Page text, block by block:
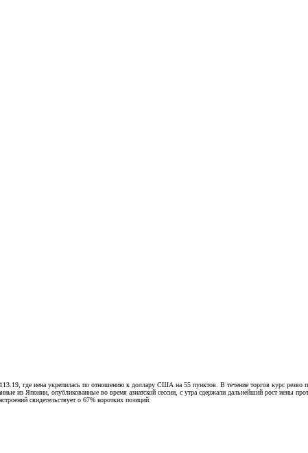
где иена укрепилась по отношению к доллару США на 55 пунктов. В течение торгов курс
из Японии, опубликованные во время азиатской сессии, с утра сдержали дальнейший рост иены
свидетельствует о 67% коротких позиций.